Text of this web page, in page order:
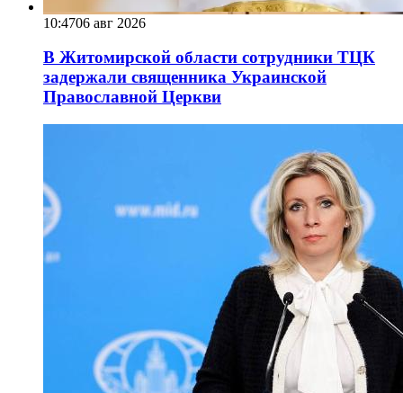
10:4706 авг 2026
В Житомирской области сотрудники ТЦК
задержали священника Украинской
Православной Церкви